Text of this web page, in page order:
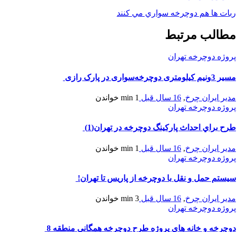
ربات ها هم دوچرخه سواري مي كنند
مطالب مرتبط
پروژه دوچرخه تهران
مسیر 3ونیم کیلومتری دوچرخه‌سواری در پارک رازی
مدیر ایران چرخ, 16 سال قبل 1 min
خواندن
پروژه دوچرخه تهران
طرح براي احداث پاركينگ دوچرخه در تهران(1)
مدیر ایران چرخ, 16 سال قبل 1 min
خواندن
پروژه دوچرخه تهران
سیستم حمل و نقل با دوچرخه از پاریس تا تهران!
مدیر ایران چرخ, 16 سال قبل 3 min
خواندن
پروژه دوچرخه تهران
دوچرخه و خانه هاي پروژه طرح دوچرخه همگانی منطقه 8